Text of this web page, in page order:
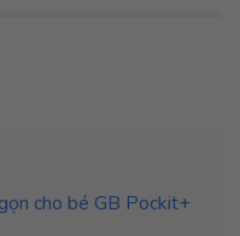
cho bé GB Pockit+